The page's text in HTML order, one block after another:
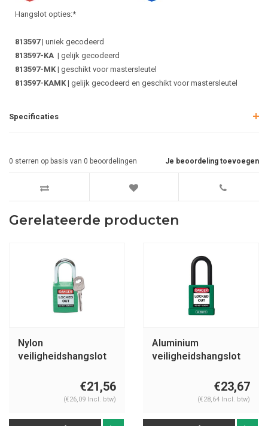
Hangslot opties:*
813597| uniek gecodeerd
813597-KA | gelijk gecodeerd
813597-MK| geschikt voor mastersleutel
813597-KAMK| gelijk gecodeerd en geschikt voor mastersleutel
Specificaties
Je beoordeling toevoegen
0 sterren op basis van 0 beoordelingen
Gerelateerde producten
Nylon
veiligheidshangslot
€21,56
(€26,09 Incl. btw)
Aluminium
veiligheidshangslot
€23,67
(€28,64 Incl. btw)